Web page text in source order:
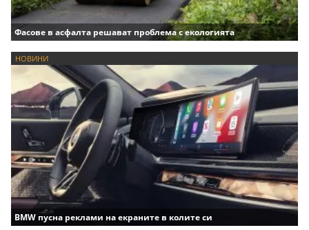
Фасове в асфалта решават проблема с екологията
НОВИНИ
BMW пусна реклами на екраните в колите си